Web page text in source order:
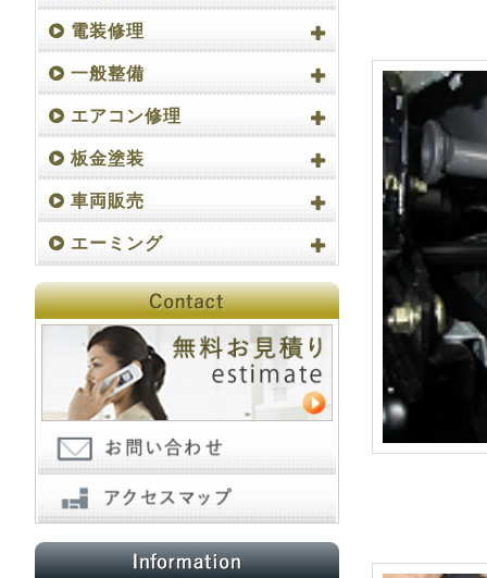
電装修理
一般整備
エアコン修理
板金塗装
車両販売
エーミング